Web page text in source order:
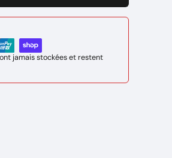
jamais stockées et restent